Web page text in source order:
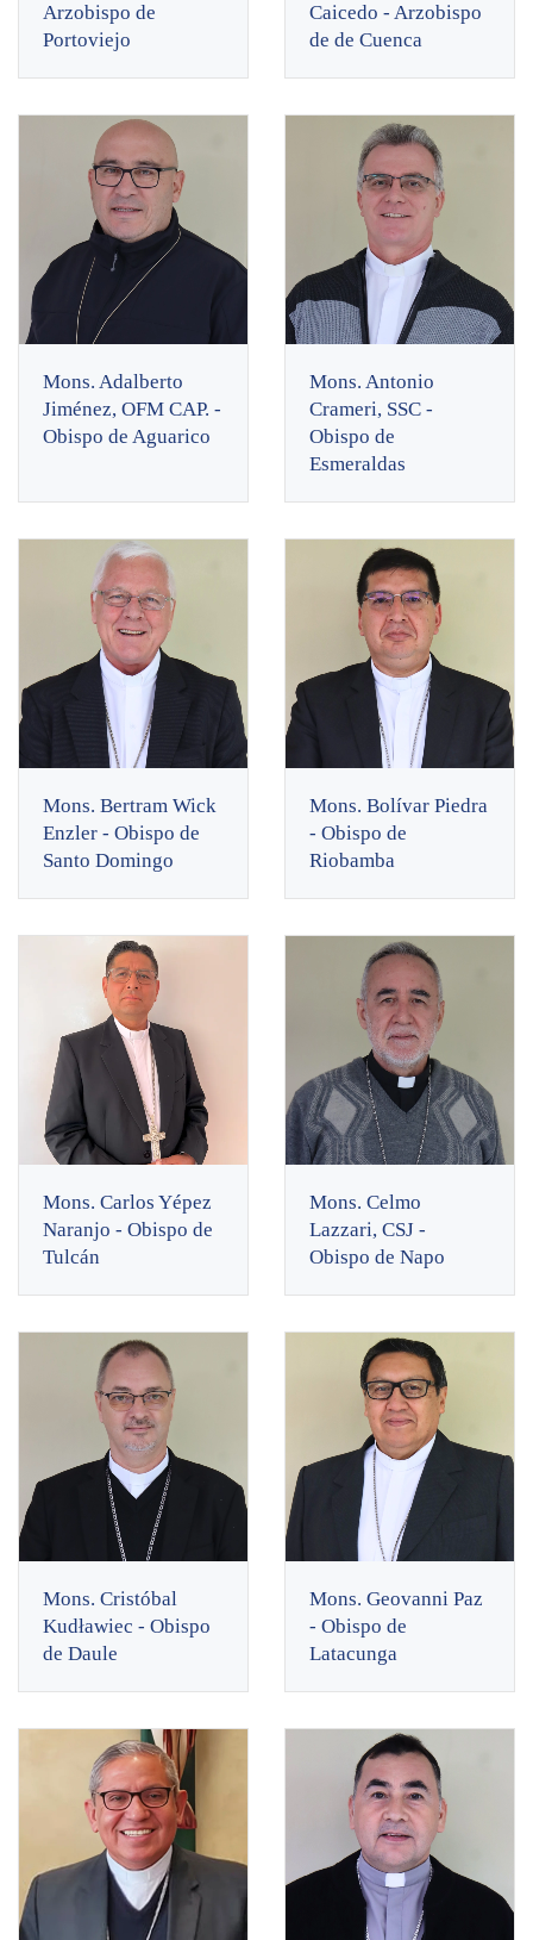
Arzobispo de
Portoviejo
Caicedo - Arzobispo
de de Cuenca
Mons. Adalberto
Jiménez, OFM CAP. -
Obispo de Aguarico
Mons. Antonio
Crameri, SSC -
Obispo de
Esmeraldas
Mons. Bertram Wick
Enzler - Obispo de
Santo Domingo
Mons. Bolívar Piedra
- Obispo de
Riobamba
Mons. Carlos Yépez
Naranjo - Obispo de
Tulcán
Mons. Celmo
Lazzari, CSJ -
Obispo de Napo
Mons. Cristóbal
Kudławiec - Obispo
de Daule
Mons. Geovanni Paz
- Obispo de
Latacunga